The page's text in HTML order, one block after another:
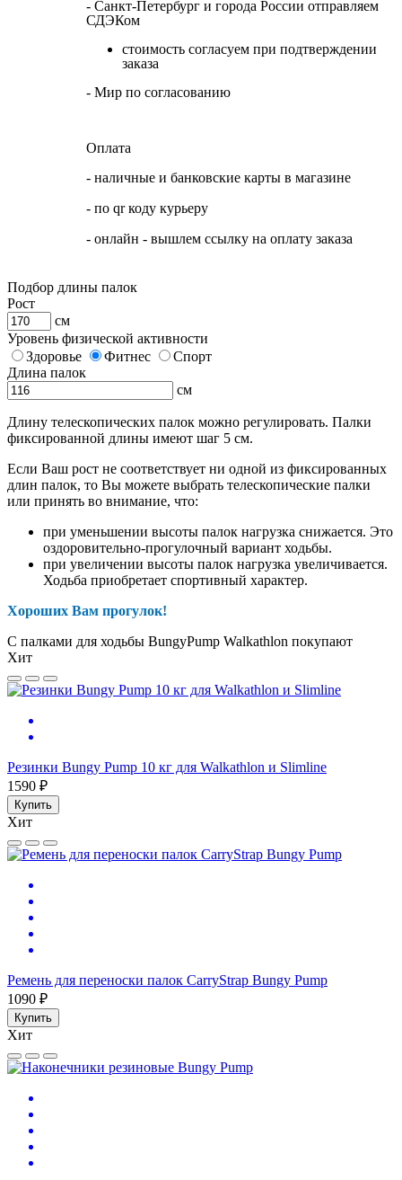
- Санкт-Петербург и города России отправляем
СДЭКом
стоимость согласуем при подтверждении
заказа
- Мир по согласованию
Оплата
- наличные и банковские карты в магазине
- по qr коду курьеру
- онлайн - вышлем ссылку на оплату заказа
Подбор длины палок
Рост
см
Уровень физической активности
Здоровье
Фитнес
Спорт
Длина палок
см
Длину телескопических палок можно регулировать. Палки
фиксированной длины имеют шаг 5 см.
Если Ваш рост не соответствует ни одной из фиксированных
длин палок, то Вы можете выбрать телескопические палки
или принять во внимание, что:
при уменьшении высоты палок нагрузка снижается. Это
оздоровительно-прогулочный вариант ходьбы.
при увеличении высоты палок нагрузка увеличивается.
Ходьба приобретает спортивный характер.
Хороших Вам прогулок!
С палками для ходьбы BungyPump Walkathlon покупают
Хит
Резинки Bungy Pump 10 кг для Walkathlon и Slimline
1590 ₽
Купить
Хит
Ремень для переноски палок CarryStrap Bungy Pump
1090 ₽
Купить
Хит